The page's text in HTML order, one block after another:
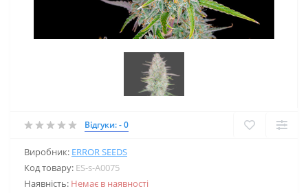
Відгуки: - 0
Виробник: ERROR SEEDS
Код товару: ES-s-A0075
Наявність: Немає в наявності